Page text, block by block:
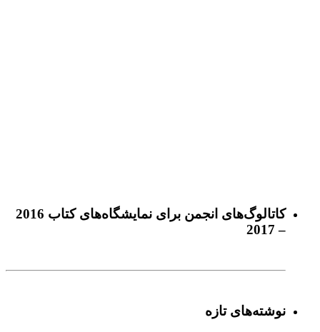
كاتالوگ‌های انجمن برای نمايشگاه‌های كتاب 2016
– 2017
نوشته‌های تازه